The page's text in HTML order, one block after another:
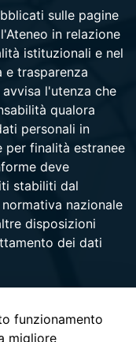
sulle pagine
in relazione
istituzionali e nel
trasparenza
l'utenza che
qualora
personali in
finalità estranee
deve
stabiliti dal
nazionale
disposizioni
dei dati
II
- Centralino +39
funzionamento
migliore